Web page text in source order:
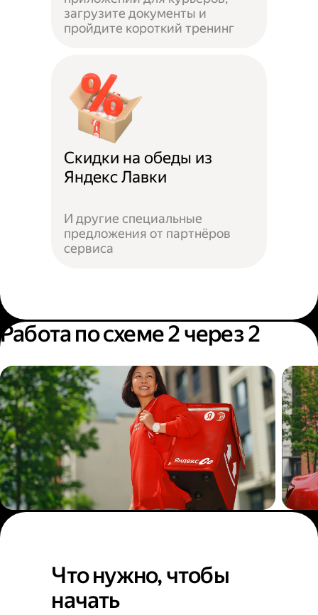
загрузите документы и
пройдите короткий тренинг
Скидки на обеды из
Яндекс Лавки
И другие специальные
предложения от партнёров
сервиса
Работа по схеме 2 через 2
Пеший курьер
Что нужно, чтобы
начать